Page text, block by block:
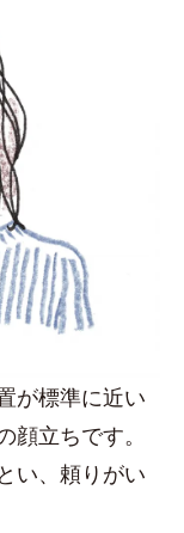
が標準に近い
立ちです。
い、頼りがい